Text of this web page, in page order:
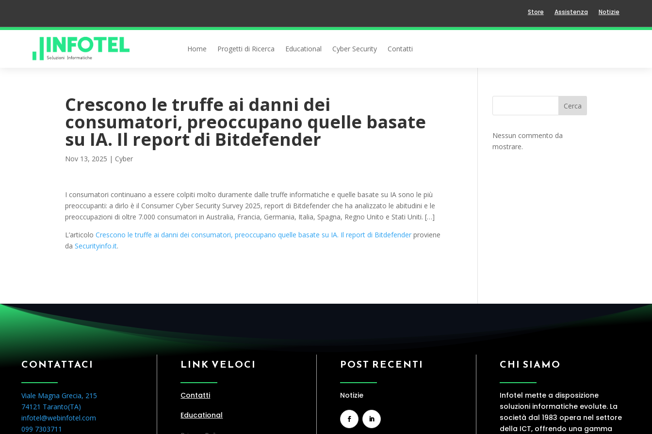
Store Assistenza Notizie
Home Progetti di Ricerca Educational Cyber Security Contatti
Crescono le truffe ai danni dei
consumatori, preoccupano quelle basate
su IA. Il report di Bitdefender
Nov 13, 2025 | Cyber
I consumatori continuano a essere colpiti molto duramente dalle truffe informatiche e quelle basate su IA sono le più
preoccupanti: a dirlo è il Consumer Cyber Security Survey 2025, report di Bitdefender che ha analizzato le abitudini e le
preoccupazioni di oltre 7.000 consumatori in Australia, Francia, Germania, Italia, Spagna, Regno Unito e Stati Uniti. […]
L’articoloCrescono le truffe ai danni dei consumatori, preoccupano quelle basate su IA. Il report di Bitdefender proviene
daSecurityinfo.it.
Cerca
Nessun commento da
mostrare.
CONTATTACI
Viale Magna Grecia, 215
74121 Taranto(TA)
infotel@webinfotel.com
099 7303711
LINK VELOCI
Contatti
Educational
POST RECENTI
Notizie
CHI SIAMO
Infotel mette a disposizione
soluzioni informatiche evolute. La
società dal 1983 opera nel settore
della ICT, offrendo una gamma